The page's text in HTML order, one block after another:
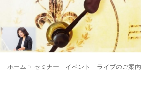
ホーム > セミナー イベント ライブのご案内